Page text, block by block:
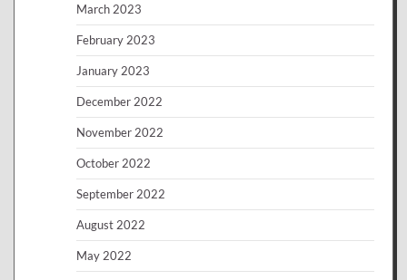
March 2023
February 2023
January 2023
December 2022
November 2022
October 2022
September 2022
August 2022
May 2022